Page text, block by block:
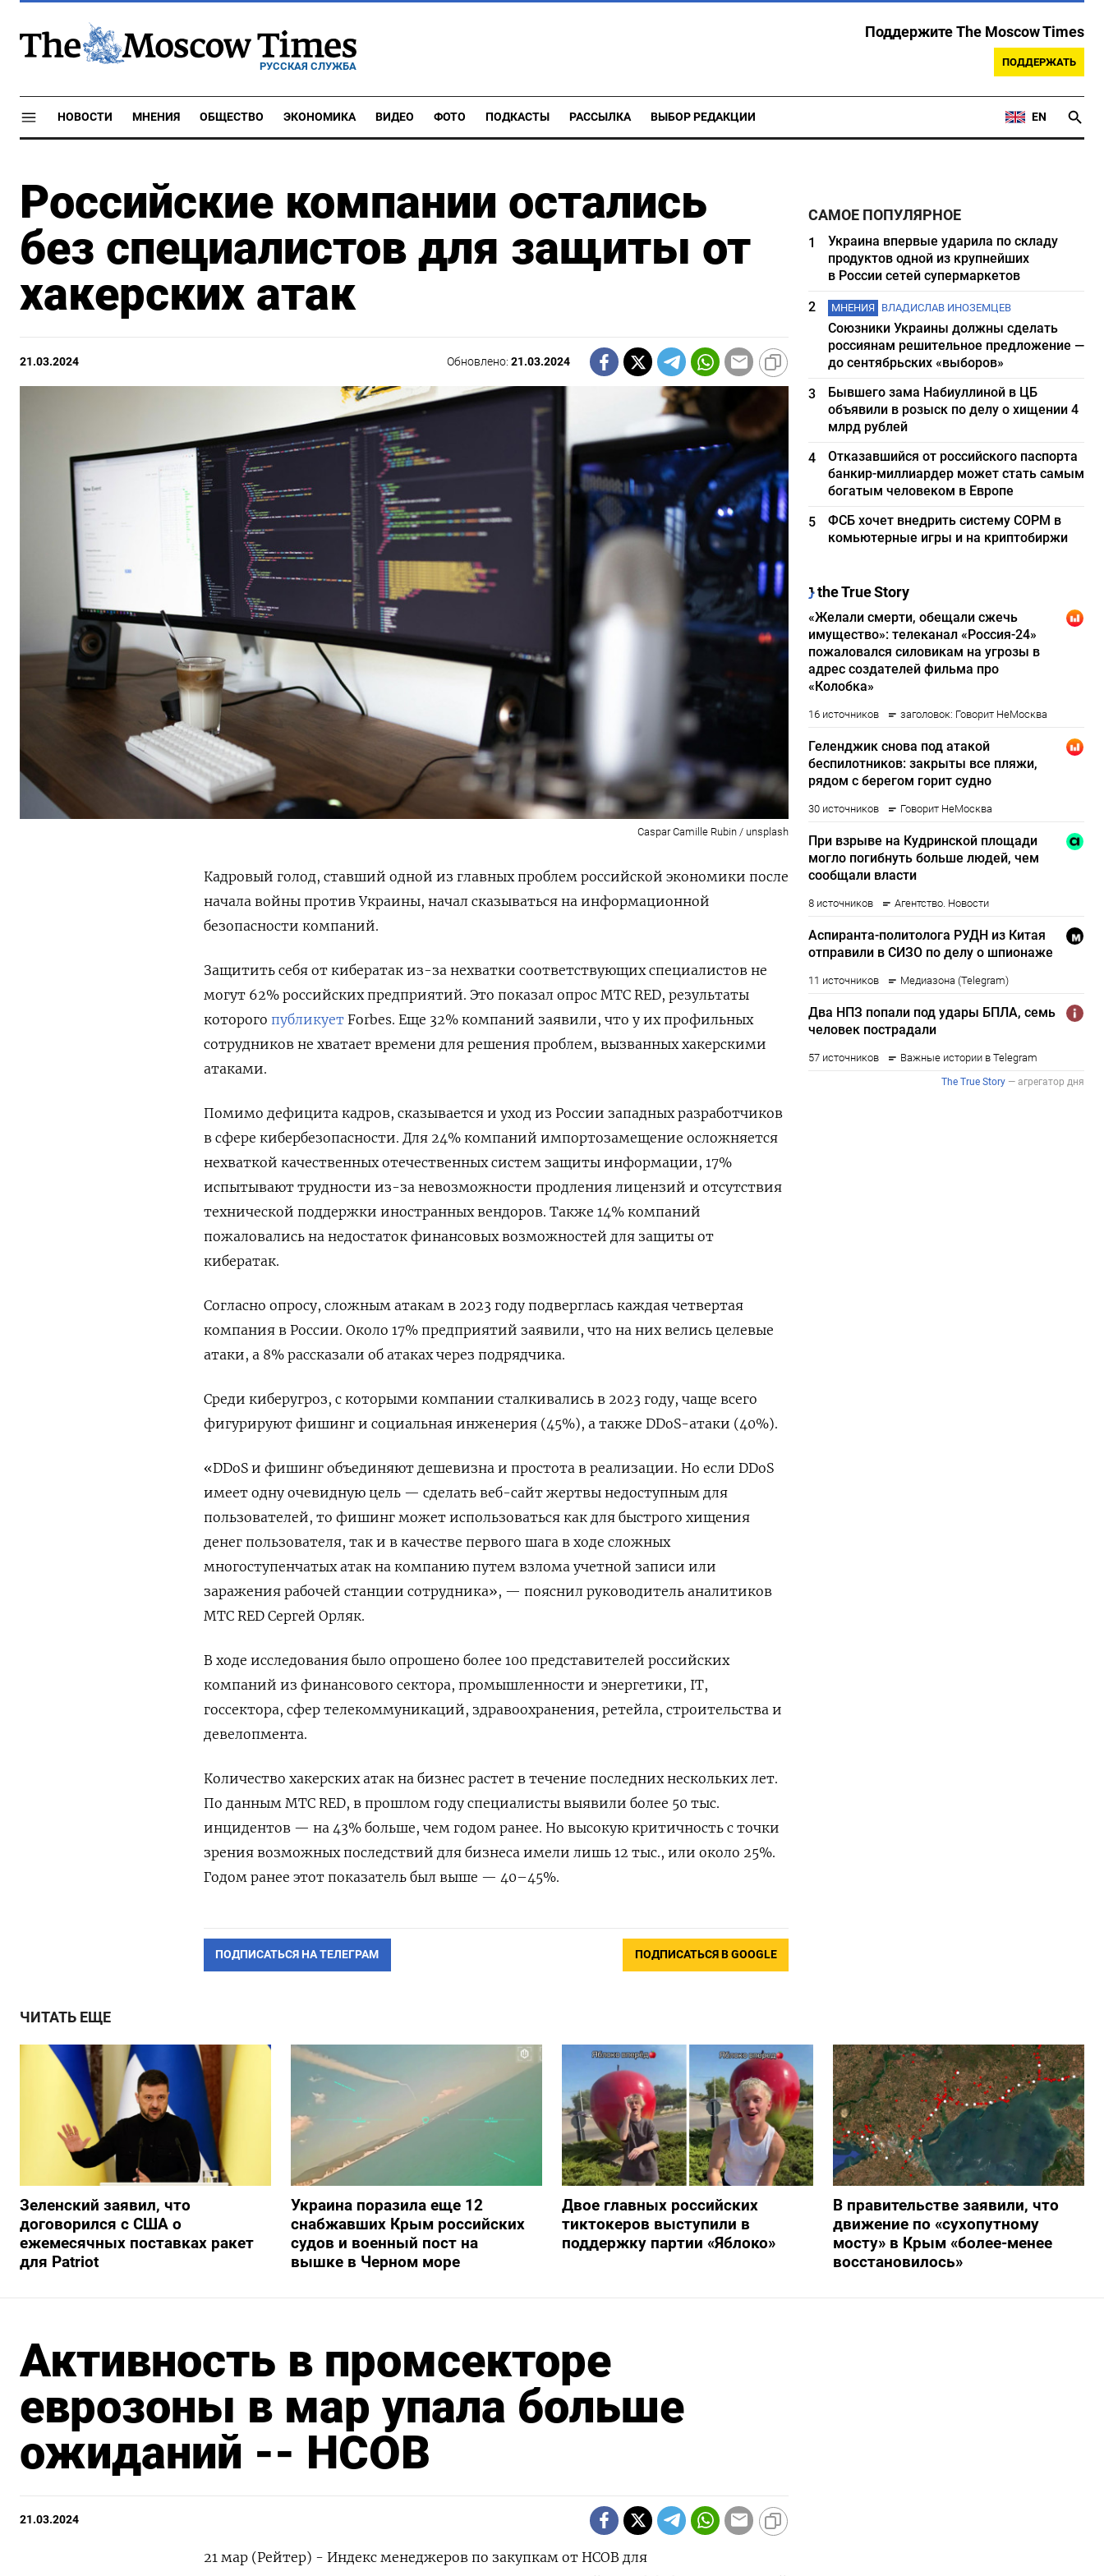
РУССКАЯ СЛУЖБА
Поддержите The Moscow Times
ПОДДЕРЖАТЬ
НОВОСТИ МНЕНИЯ ОБЩЕСТВО ЭКОНОМИКА ВИДЕО ФОТО ПОДКАСТЫ РАССЫЛКА ВЫБОР РЕДАКЦИИ EN
Российские компании остались
без специалистов для защиты от
хакерских атак
21.03.2024 Обновлено:21.03.2024
Caspar Camille Rubin / unsplash
Кадровый голод, ставший одной из главных проблем российской экономики после
начала войны против Украины, начал сказываться на информационной
безопасности компаний.
Защитить себя от кибератак из-за нехватки соответствующих специалистов не
могут 62% российских предприятий. Это показал опрос МТС RED, результаты
которого публикует Forbes. Еще 32% компаний заявили, что у их профильных
сотрудников не хватает времени для решения проблем, вызванных хакерскими
атаками.
Помимо дефицита кадров, сказывается и уход из России западных разработчиков
в сфере кибербезопасности. Для 24% компаний импортозамещение осложняется
нехваткой качественных отечественных систем защиты информации, 17%
испытывают трудности из-за невозможности продления лицензий и отсутствия
технической поддержки иностранных вендоров. Также 14% компаний
пожаловались на недостаток финансовых возможностей для защиты от
кибератак.
Согласно опросу, сложным атакам в 2023 году подверглась каждая четвертая
компания в России. Около 17% предприятий заявили, что на них велись целевые
атаки, а 8% рассказали об атаках через подрядчика.
Среди киберугроз, с которыми компании сталкивались в 2023 году, чаще всего
фигурируют фишинг и социальная инженерия (45%), а также DDoS-атаки (40%).
«DDoS и фишинг объединяют дешевизна и простота в реализации. Но если DDoS
имеет одну очевидную цель — сделать веб-сайт жертвы недоступным для
пользователей, то фишинг может использоваться как для быстрого хищения
денег пользователя, так и в качестве первого шага в ходе сложных
многоступенчатых атак на компанию путем взлома учетной записи или
заражения рабочей станции сотрудника», — пояснил руководитель аналитиков
МТС RED Сергей Орляк.
В ходе исследования было опрошено более 100 представителей российских
компаний из финансового сектора, промышленности и энергетики, IT,
госсектора, сфер телекоммуникаций, здравоохранения, ретейла, строительства и
девелопмента.
Количество хакерских атак на бизнес растет в течение последних нескольких лет.
По данным МТС RED, в прошлом году специалисты выявили более 50 тыс.
инцидентов — на 43% больше, чем годом ранее. Но высокую критичность с точки
зрения возможных последствий для бизнеса имели лишь 12 тыс., или около 25%.
Годом ранее этот показатель был выше — 40–45%.
ПОДПИСАТЬСЯ НА ТЕЛЕГРАМ ПОДПИСАТЬСЯ В GOOGLE
САМОЕ ПОПУЛЯРНОЕ
1
Украина впервые ударила по складу
продуктов одной из крупнейших
в России сетей супермаркетов
2
МНЕНИЯ ВЛАДИСЛАВ ИНОЗЕМЦЕВ
Союзники Украины должны сделать
россиянам решительное предложение —
до сентябрьских «выборов»
3
Бывшего зама Набиуллиной в ЦБ
объявили в розыск по делу о хищении 4
млрд рублей
4
Отказавшийся от российского паспорта
банкир-миллиардер может стать самым
богатым человеком в Европе
5
ФСБ хочет внедрить систему СОРМ в
комьютерные игры и на криптобиржи
ЧИТАТЬ ЕЩЕ
Зеленский заявил, что
договорился с США о
ежемесячных поставках ракет
для Patriot
Украина поразила еще 12
снабжавших Крым российских
судов и военный пост на
вышке в Черном море
Двое главных российских
тиктокеров выступили в
поддержку партии «Яблоко»
В правительстве заявили, что
движение по «сухопутному
мосту» в Крым «более-менее
восстановилось»
Активность в промсекторе
еврозоны в мар упала больше
ожиданий -- HCOB
21.03.2024
21 мар (Рейтер) - Индекс менеджеров по закупкам от HCOB для